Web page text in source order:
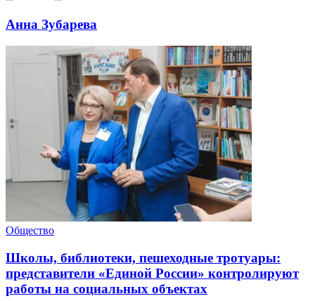
Анна Зубарева
Общество
Школы, библиотеки, пешеходные тротуары:
представители «Единой России» контролируют
работы на социальных объектах